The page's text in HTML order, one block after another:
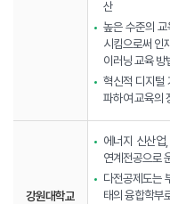
산
높은 수준의
시킴으로써 인
이러닝 교육 방
혁신적 디지털
파하여 교육의
강원대학교
에너지 신산
연계전공으로
다전공제도는
태의 융합학부